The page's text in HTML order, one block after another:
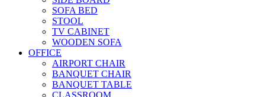
SOFA BED
STOOL
TV CABINET
WOODEN SOFA
OFFICE
AIRPORT CHAIR
BANQUET CHAIR
BANQUET TABLE
CLASSROOM